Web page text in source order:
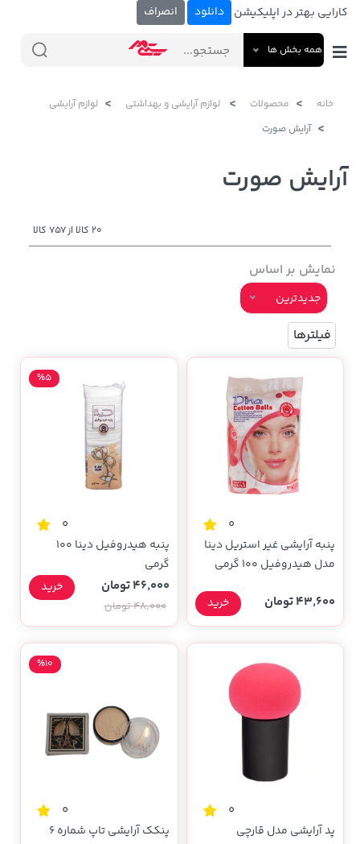
کارایی بهتر در اپلیکیشن دانلود انصراف
همه بخش ها
خانه محصولات لوازم آرایشی و بهداشتی
لوازم آرایشی
آرایش صورت
آرایش صورت
20 کالا از 757 کالا
نمایش بر اساس
جدیدترین
فیلترها
0
پنبه آرایشی غیر استریل دینا
مدل هیدروفیل 100 گرمی
43,600 تومان خرید
0
پنبه هیدروفیل دینا 100
گرمی
%5
46,000 تومان
48,000 تومان
خرید
0
پد آرایشی مدل قارچی
0
پنکک آرایشی تاپ شماره ۶
%10